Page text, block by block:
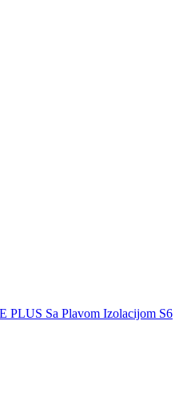
PLUS Sa Plavom Izolacijom S6